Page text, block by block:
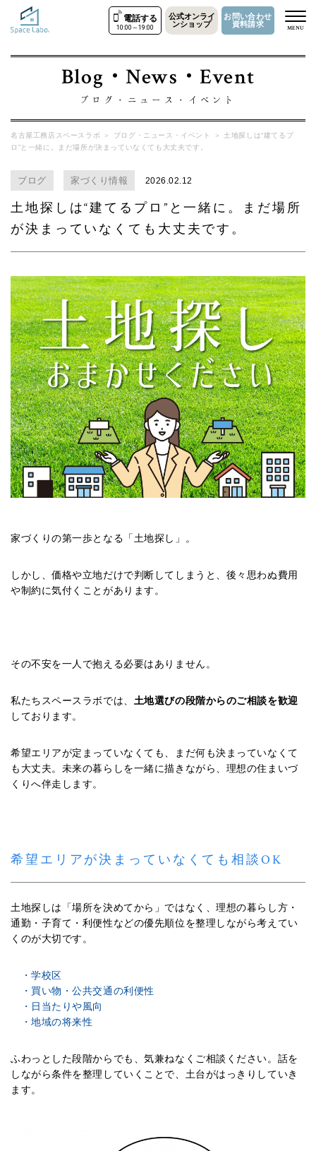
電話する
10:00～19:00
公式オンライ
ンショップ
お問い合わせ
資料請求
MENU
Blog・News・Event
ブログ・ニュース・イベント
名古屋工務店スペースラボ ＞ ブログ・ニュース・イベント ＞
土地探しは“建てるプ
ロ”と一緒に。まだ場所が決まっていなくても大丈夫です。
ブログ 家づくり情報 2026.02.12
土地探しは“建てるプロ”と一緒に。まだ場所
が決まっていなくても大丈夫です。
家づくりの第一歩となる「土地探し」。
しかし、価格や立地だけで判断してしまうと、後々思わぬ費用
や制約に気付くことがあります。
その不安を一人で抱える必要はありません。
私たちスペースラボでは、 土地選びの段階からのご相談を歓迎
しております。
希望エリアが定まっていなくても、まだ何も決まっていなくて
も大丈夫。未来の暮らしを一緒に描きながら、理想の住まいづ
くりへ伴走します。
希望エリアが決まっていなくても相談OK
土地探しは「場所を決めてから」ではなく、理想の暮らし方・
通勤・子育て・利便性などの優先順位を整理しながら考えてい
くのが大切です。
・学校区
・買い物・公共交通の利便性
・日当たりや風向
・地域の将来性
ふわっとした段階からでも、気兼ねなくご相談ください。話を
しながら条件を整理していくことで、土台がはっきりしていき
ます。